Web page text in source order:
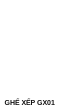
GHẾ XẾP GX01